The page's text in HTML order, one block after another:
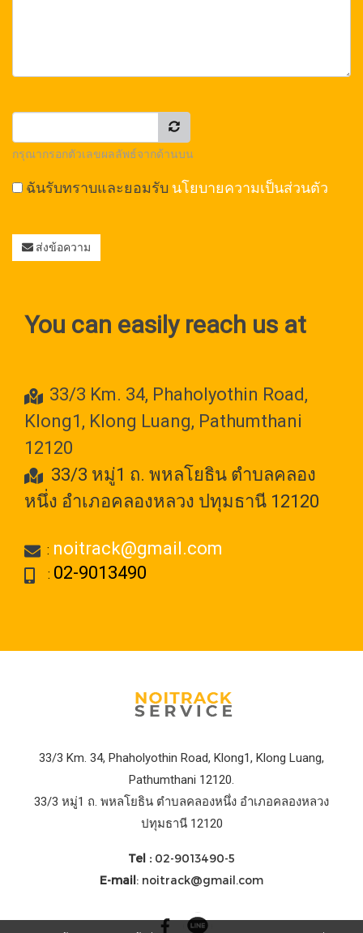
กรุณากรอกตัวเลขผลลัพธ์จากด้านบน
ฉันรับทราบและยอมรับ นโยบายความเป็นส่วนตัว
ส่งข้อความ
You can easily reach us at
33/3 Km. 34, Phaholyothin Road,
Klong1, Klong Luang, Pathumthani
12120
33/3 หมู่1 ถ. พหลโยธิน ตำบลคลอง
หนึ่ง อำเภอคลองหลวง ปทุมธานี 12120
: noitrack@gmail.com
: 02-9013490
33/3 Km. 34, Phaholyothin Road, Klong1, Klong Luang,
Pathumthani 12120.
33/3 หมู่1 ถ. พหลโยธิน ตำบลคลองหนึ่ง อำเภอคลองหลวง
ปทุมธานี 12120
Tel : 02-9013490-5
E-mail: noitrack@gmail.com